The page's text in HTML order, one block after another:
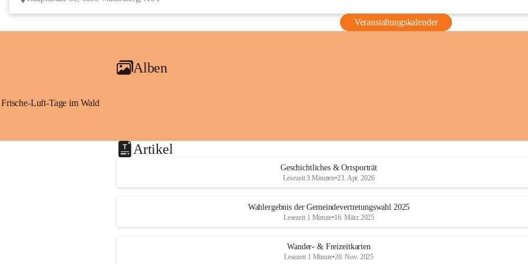
Veranstaltungskalender
Alben
Frische-Luft-Tage im Wald
Artikel
Geschichtliches & Ortsporträt
Lesezeit 3 Minuten•23. Apr. 2026
Wahlergebnis der Gemeindevertretungswahl 2025
Lesezeit 1 Minute•16. März 2025
Wander- & Freizeitkarten
Lesezeit 1 Minute•20. Nov. 2025